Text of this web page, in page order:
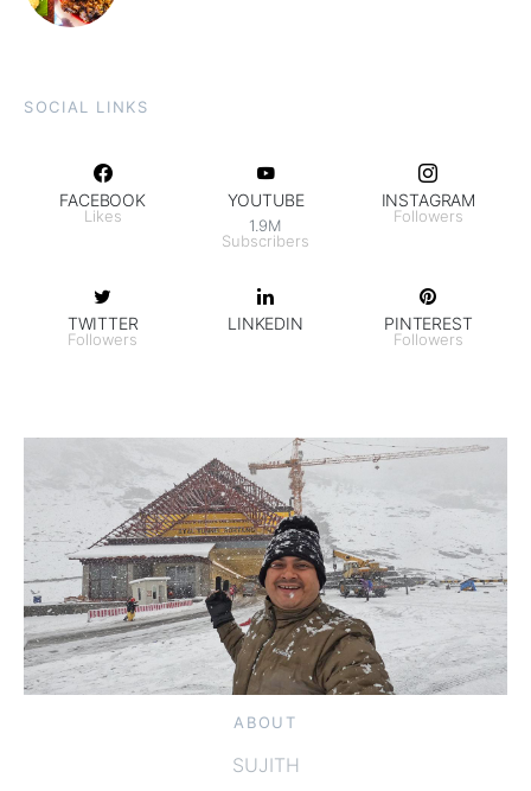
SOCIAL LINKS
FACEBOOK
Likes
YOUTUBE
1.9M
Subscribers
INSTAGRAM
Followers
TWITTER
Followers
LINKEDIN PINTEREST
Followers
ABOUT
SUJITH